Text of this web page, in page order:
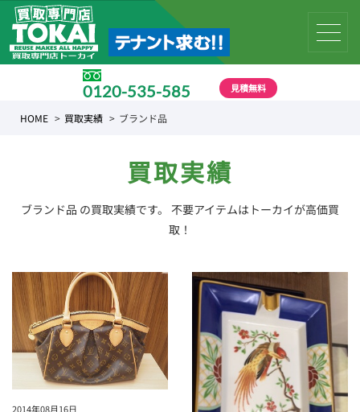
0120-535-585 見積無料
HOME 買取実績 ブランド品
買取実績
ブランド品 の買取実績です。 不要アイテムはトーカイが高価買
取！
2014年08月16日